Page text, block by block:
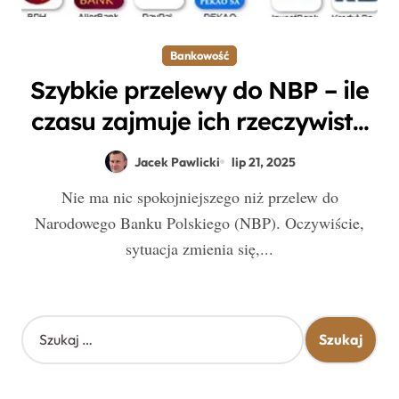
Bankowość
Szybkie przelewy do NBP – ile
czasu zajmuje ich rzeczywista
realizacja?
Jacek Pawlicki lip 21, 2025
Nie ma nic spokojniejszego niż przelew do
Narodowego Banku Polskiego (NBP). Oczywiście,
sytuacja zmienia się,...
S
z